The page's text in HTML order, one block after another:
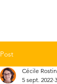
Post
Cécile Rostin
5 sept. 2022